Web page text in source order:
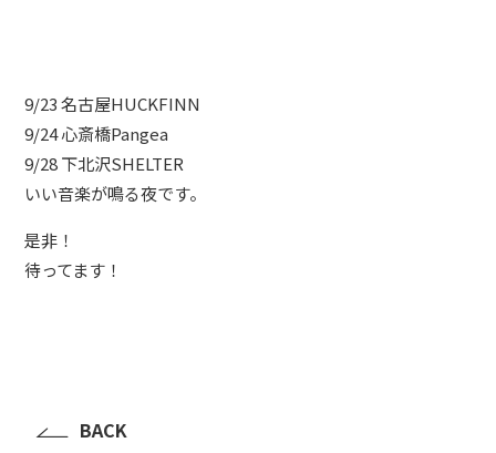
9/23 名古屋HUCKFINN
9/24 心斎橋Pangea
9/28 下北沢SHELTER
いい音楽が鳴る夜です。
是非！
待ってます！
BACK